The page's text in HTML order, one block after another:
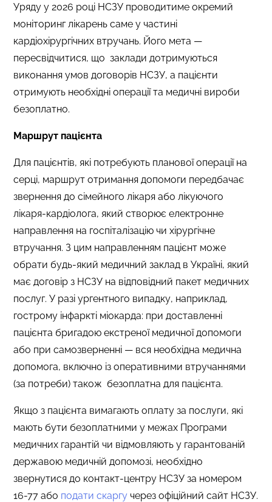
Уряду у 2026 році НСЗУ проводитиме окремий
моніторинг лікарень саме у частині
кардіохірургічних втручань. Його мета —
пересвідчитися, що заклади дотримуються
виконання умов договорів НСЗУ, а пацієнти
отримують необхідні операції та медичні вироби
безоплатно.
Маршрут пацієнта
Для пацієнтів, які потребують планової операції на
серці, маршрут отримання допомоги передбачає
звернення до сімейного лікаря або лікуючого
лікаря-кардіолога, який створює електронне
направлення на госпіталізацію чи хірургічне
втручання. З цим направленням пацієнт може
обрати будь-який медичний заклад в Україні, який
має договір з НСЗУ на відповідний пакет медичних
послуг. У разі ургентного випадку, наприклад,
гострому інфаркті міокарда: при доставленні
пацієнта бригадою екстреної медичної допомоги
або при самозверненні — вся необхідна медична
допомога, включно із оперативними втручаннями
(за потреби) також безоплатна для пацієнта.
Якщо з пацієнта вимагають оплату за послуги, які
мають бути безоплатними у межах Програми
медичних гарантій чи відмовляють у гарантованій
державою медичній допомозі, необхідно
звернутися до контакт-центру НСЗУ за номером
16-77 або подати скаргу через офіційний сайт НСЗУ.